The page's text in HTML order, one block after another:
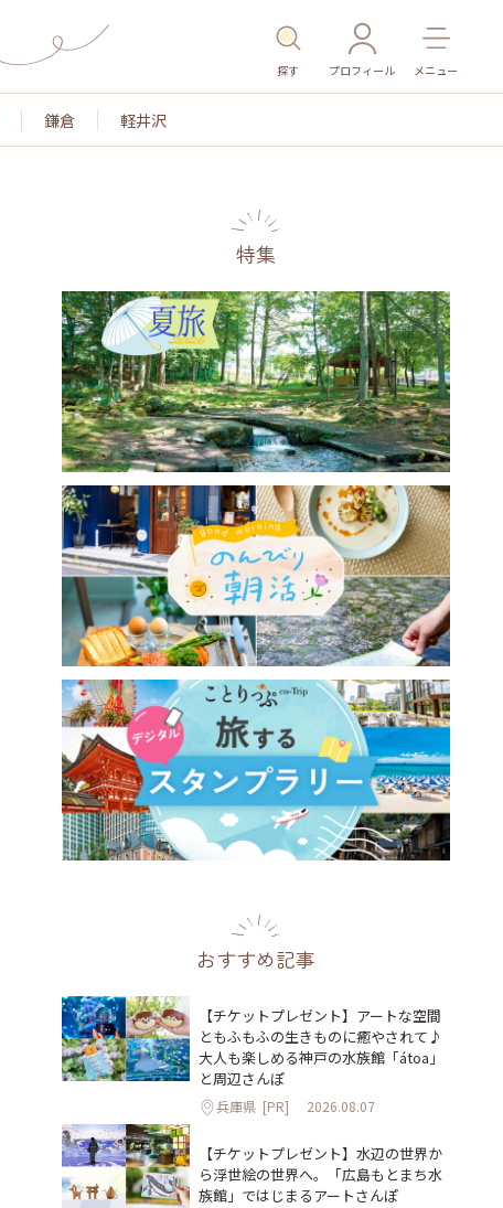
探す プロフィール メニュー
鎌倉 軽井沢
名所・旧跡 温泉・スパ その他施設 ごはん
特集
おすすめ記事
【チケットプレゼント】アートな空間
ともふもふの生きものに癒やされて♪
大人も楽しめる神戸の水族館「átoa」
と周辺さんぽ
兵庫県 [PR] 2026.08.07
【チケットプレゼント】水辺の世界か
ら浮世絵の世界へ。「広島もとまち水
族館」ではじまるアートさんぽ